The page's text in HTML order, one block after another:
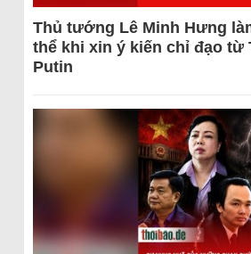
Thủ tướng Lê Minh Hưng
thể khi xin ý kiến chỉ đạo từ
Putin